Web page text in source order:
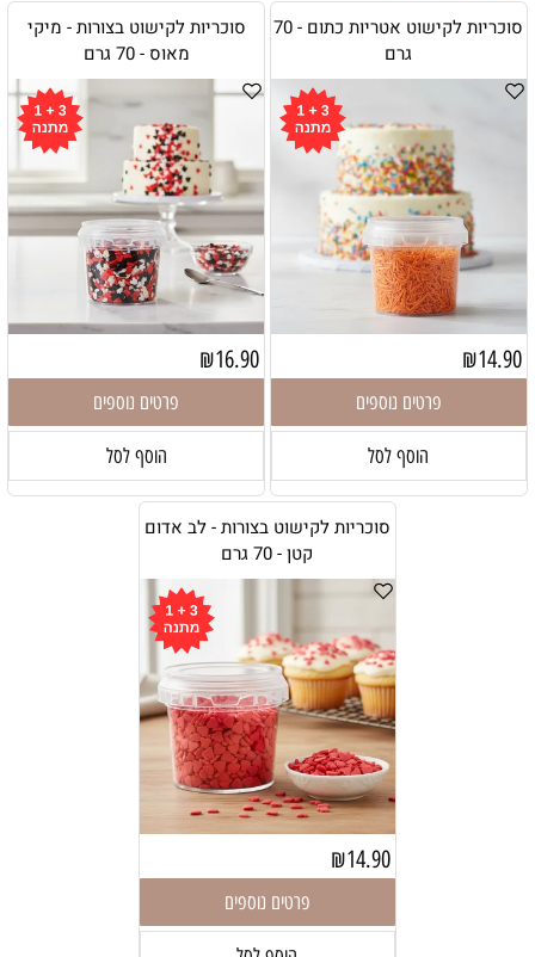
סוכריות לקישוט אטריות כתום - 70
גרם
₪14.90
פרטים נוספים
הוסף לסל
סוכריות לקישוט בצורות - מיקי
מאוס - 70 גרם
₪16.90
פרטים נוספים
הוסף לסל
סוכריות לקישוט בצורות - לב אדום
קטן - 70 גרם
₪14.90
פרטים נוספים